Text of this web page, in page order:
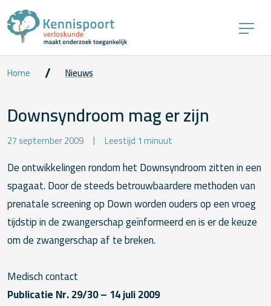
Home Nieuws
Downsyndroom mag er zijn
27 september 2009 Leestijd 1 minuut
De ontwikkelingen rondom het Downsyndroom zitten in een
spagaat. Door de steeds betrouwbaardere methoden van
prenatale screening op Down worden ouders op een vroeg
tijdstip in de zwangerschap geïnformeerd en is er de keuze
om de zwangerschap af te breken.
Medisch contact
Publicatie Nr. 29/30 – 14 juli 2009